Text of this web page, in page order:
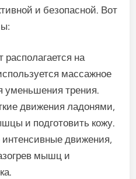
и безопасной. Вот
располагается на
массажное
уменьшения трения.
движения ладонями,
и подготовить кожу.
интенсивные движения,
мышц и